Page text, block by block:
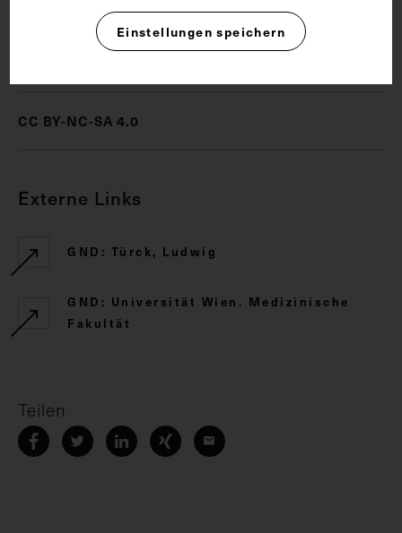
CC BY-NC-SA 4.0
Externe Links
GND: Türck, Ludwig
GND: Universität Wien. Medizinische
Fakultät
Teilen
Einstellungen speichern